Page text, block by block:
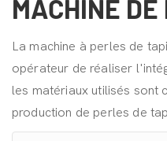
MACHINE
La machine à perles de
opérateur de réaliser
les matériaux utilisés sont
production de perles de